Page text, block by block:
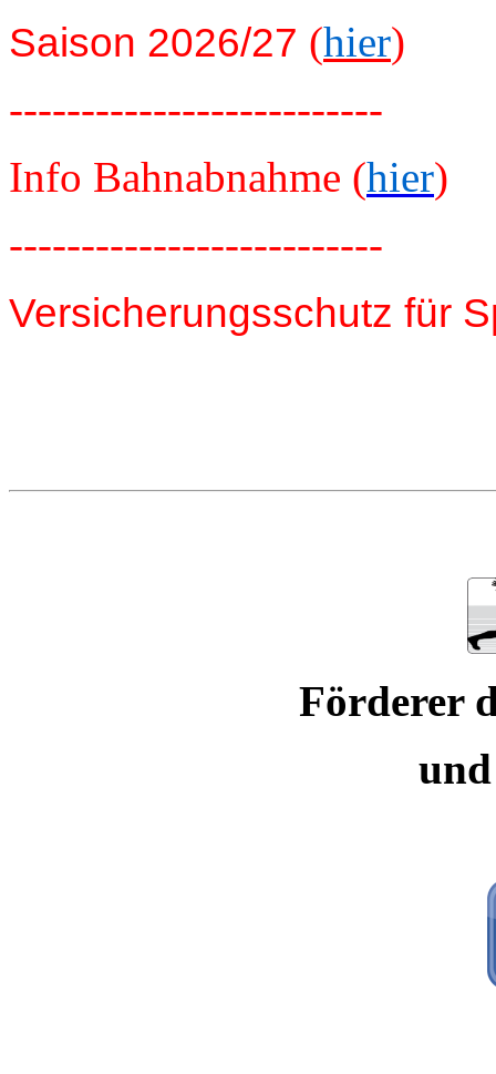
Saison 2026/27 (hier)
--------------------------
Info Bahnabnahme (hier)
--------------------------
Versicherungsschutz für
Förderer